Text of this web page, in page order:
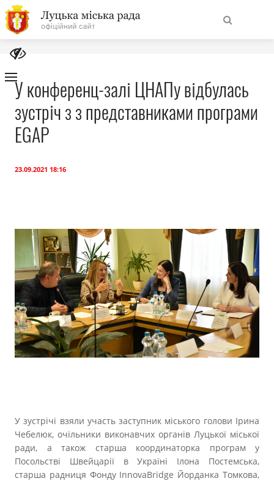
На
головну
Навігація
сайту
Про місто
Публічна інформація
Прозорість влади
Документи
У конференц-залі ЦНАПу відбулась
зустріч з з представниками програми
EGAP
23.09.2021 18:16
У зустрічі взяли участь заступник міського голови Ірина
Чебелюк, очільники виконавчих органів Луцької міської
ради, а також старша координаторка програм у
Посольстві Швейцарії в Україні Ілона Постемська,
старша радниця Фонду InnovaBridge Йорданка Томкова,